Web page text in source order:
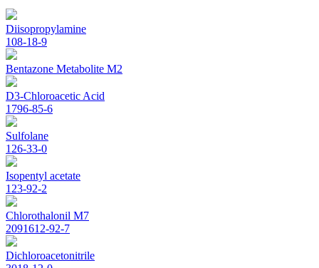
Diisopropylamine
108-18-9
Bentazone Metabolite M2
D3-Chloroacetic Acid
1796-85-6
Sulfolane
126-33-0
Isopentyl acetate
123-92-2
Chlorothalonil M7
2091612-92-7
Dichloroacetonitrile